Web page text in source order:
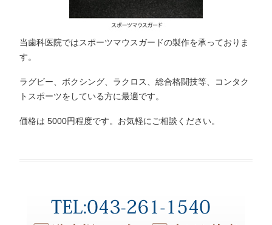
当歯科医院ではスポーツマウスガードの製作を承っておりま
す。
ラグビー、ボクシング、ラクロス、総合格闘技等、コンタク
トスポーツをしている方に最適です。
価格は 5000円程度です。お気軽にご相談ください。